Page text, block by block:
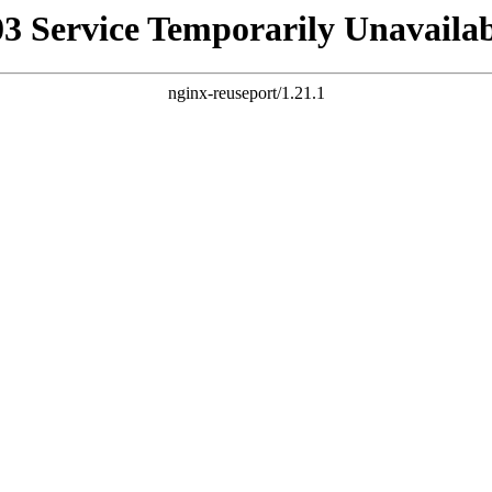
Service Temporarily
nginx-reuseport/1.21.1